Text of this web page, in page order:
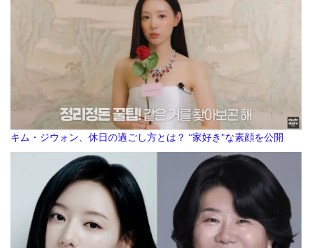
キム・ジウォン、休日の過ごし方とは？ “家好き”な素顔を公開